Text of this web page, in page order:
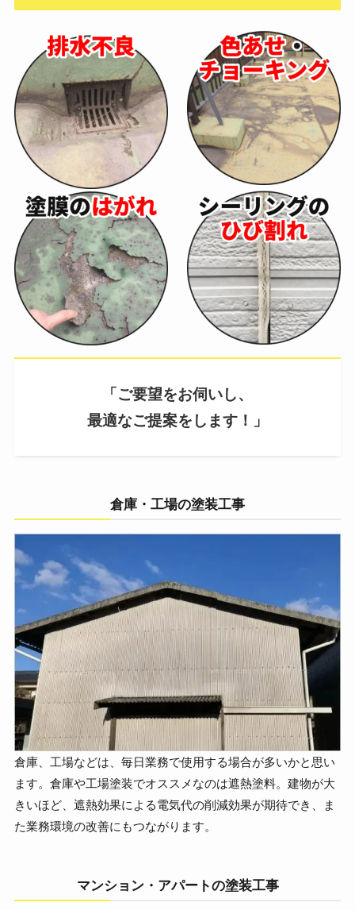
「ご要望をお伺いし、
最適なご提案をします！」
倉庫・工場の塗装工事
倉庫、工場などは、毎日業務で使用する場合が多いかと思い
ます。倉庫や工場塗装でオススメなのは遮熱塗料。建物が大
きいほど、遮熱効果による電気代の削減効果が期待でき、ま
た業務環境の改善にもつながります。
マンション・アパートの塗装工事